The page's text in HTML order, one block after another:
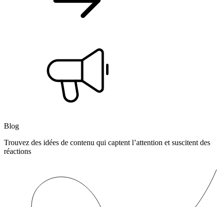
Blog
Trouvez des idées de contenu qui captent l’attention et suscitent des
réactions